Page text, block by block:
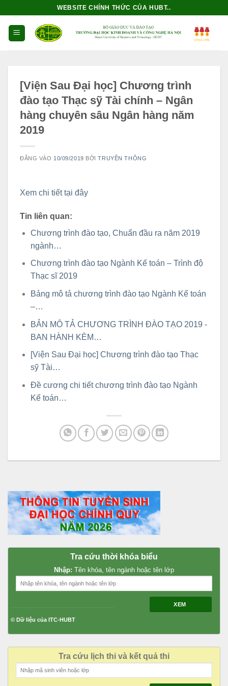
dung
WEBSITE CHÍNH THỨC CỦA HUBT..
[Viện Sau Đại học] Chương trình
đào tạo Thạc sỹ Tài chính – Ngân
hàng chuyên sâu Ngân hàng năm
2019
ĐĂNG VÀO 10/09/2019 BỞITRUYỀN THÔNG
Xem chi tiết tại đây
Tin liên quan:
Chương trình đào tạo, Chuẩn đầu ra năm 2019
ngành…
Chương trình đào tạo Ngành Kế toán – Trình độ
Thạc sĩ 2019
Bảng mô tả chương trình đào tạo Ngành Kế toán
–…
BẢN MÔ TẢ CHƯƠNG TRÌNH ĐÀO TẠO 2019 -
BAN HÀNH KÈM…
[Viện Sau Đại học] Chương trình đào tạo Thạc
sỹ Tài…
Đề cương chi tiết chương trình đào tạo Ngành
Kế toán…
Tra cứu thời khóa biểu
Nhập: Tên khóa, tên ngành hoặc tên lớp
XEM
© Dữ liệu của ITC-HUBT
Tra cứu lịch thi và kết quả thi